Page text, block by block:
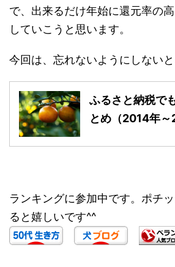
で、出来るだけ年始に還元率の
していこうと思います。
今回は、忘れないようにしない
ふるさと納税で
とめ（2014年～
ランキングに参加中です。ポチ
ると嬉しいです^^